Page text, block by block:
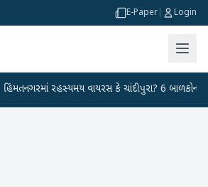
E-Paper Login
રહસ્યમય વાયરસ કે ચાંદીપુરા? 6 બાળકોના મોતથી